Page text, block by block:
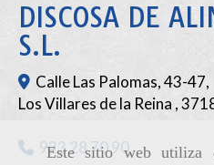
Este sitio web utiliza
DISCOSA DE
S.L.
Calle Las Palomas, 43-47,
Los Villares de la Reina ,
923 28 70 90